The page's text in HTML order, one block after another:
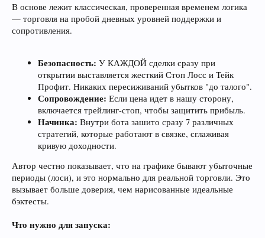
В основе лежит классическая, проверенная временем логика
— торговля на пробой дневных уровней поддержки и
сопротивления.
Безопасность: У КАЖДОЙ сделки сразу при
открытии выставляется жесткий Стоп Лосс и Тейк
Профит. Никаких пересиживаний убытков "до талого".
Сопровождение: Если цена идет в нашу сторону,
включается трейлинг-стоп, чтобы защитить прибыль.
Начинка: Внутри бота зашито сразу 7 различных
стратегий, которые работают в связке, сглаживая
кривую доходности.
Автор честно показывает, что на графике бывают убыточные
периоды (лоси), и это нормально для реальной торговли. Это
вызывает больше доверия, чем нарисованные идеальные
бэктесты.
Что нужно для запуска: